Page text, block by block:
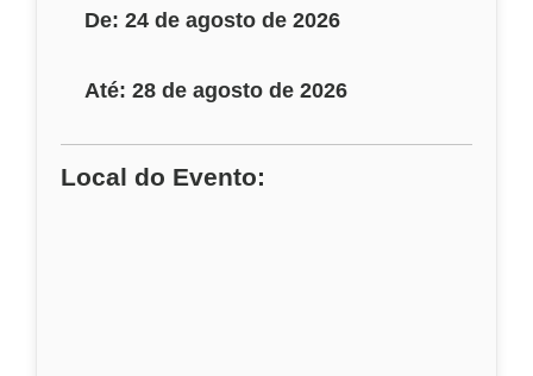
De: 24 de agosto de 2026
Até: 28 de agosto de 2026
Local do Evento: